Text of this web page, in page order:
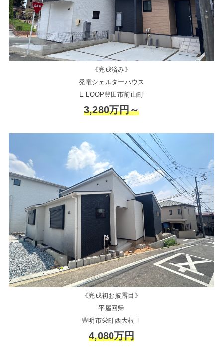
《完成済み》
発電シェルターハウス
E-LOOP豊田市前山町
3,280万円～
《完成初お披露目》
平屋回帰
豊明市栄町西大根Ⅱ
4,080万円